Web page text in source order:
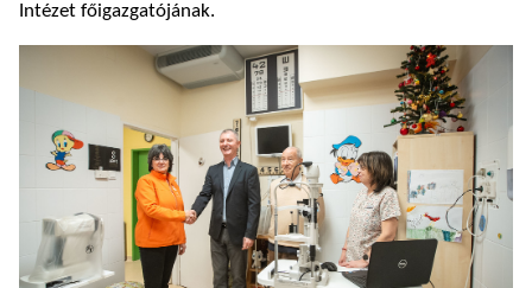
Intézet főigazgatójának.